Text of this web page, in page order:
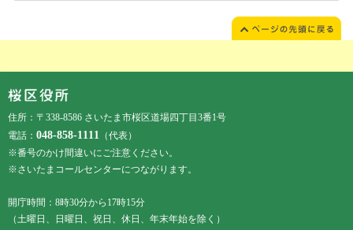
住所：〒338-8586 さいたま市桜区道場四丁目3番1号
電話： 048-858-1111 （代表）
※番号のかけ間違いにご注意ください。
※さいたまコールセンターにつながります。
開庁時間：8時30分から17時15分
（土曜日、日曜日、祝日、休日、年末年始を除く）